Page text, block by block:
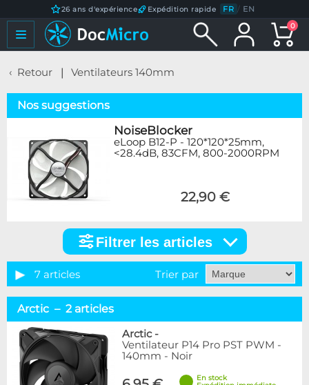
26 ans d'expérience Expédition rapide FR / EN
0
Retour Ventilateurs 140mm
Nos suggestions
NoiseBlocker
eLoop B12-P - 120*120*25mm,
<28.4dB, 83CFM, 800-2000RPM
22,90 €
articles
Marque
Arctic
EK Water Blocks
NoiseBlocker
4
Disponibilité / Promotions
Filtrer les articles
7 articles Trier par
Arctic – 2 articles
Arctic-
Ventilateur P14 Pro PST PWM -
140mm - Noir
En stock